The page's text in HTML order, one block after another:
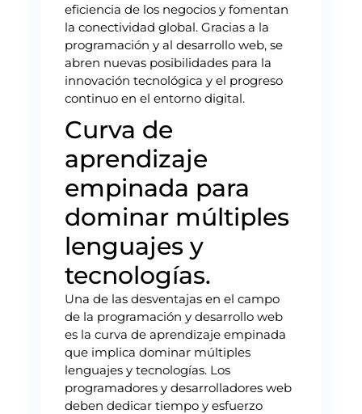
eficiencia de los negocios y fomentan
la conectividad global. Gracias a la
programación y al desarrollo web, se
abren nuevas posibilidades para la
innovación tecnológica y el progreso
continuo en el entorno digital.
Curva de
aprendizaje
empinada para
dominar múltiples
lenguajes y
tecnologías.
Una de las desventajas en el campo
de la programación y desarrollo web
es la curva de aprendizaje empinada
que implica dominar múltiples
lenguajes y tecnologías. Los
programadores y desarrolladores web
deben dedicar tiempo y esfuerzo